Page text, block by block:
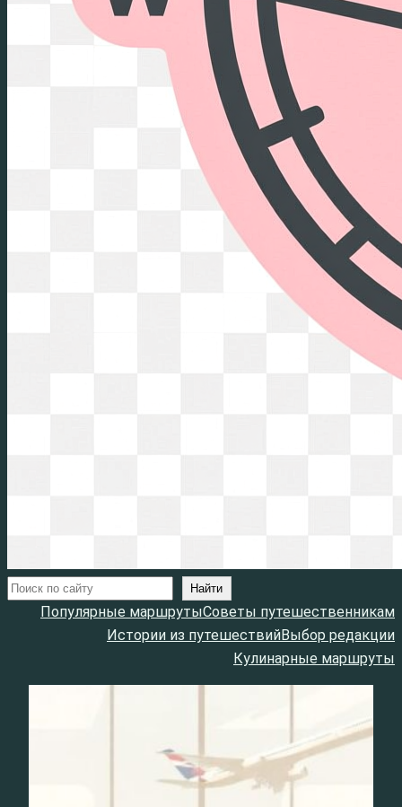
Поиск Найти
Популярные маршрутыСоветы путешественникам
Истории из путешествийВыбор редакции
Кулинарные маршруты